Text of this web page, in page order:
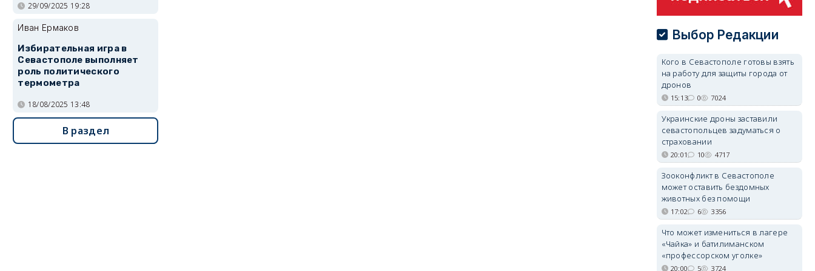
29/09/2025 19:28
Иван Ермаков
Избирательная игра в
Севастополе выполняет
роль политического
термометра
18/08/2025 13:48
В раздел
Выбор Редакции
Кого в Севастополе готовы взять
на работу для защиты города от
дронов
15:13 0 7024
Украинские дроны заставили
севастопольцев задуматься о
страховании
20:01 10 4717
Зооконфликт в Севастополе
может оставить бездомных
животных без помощи
17:02 6 3356
Что может измениться в лагере
«Чайка» и батилиманском
«профессорском уголке»
20:00 5 3724